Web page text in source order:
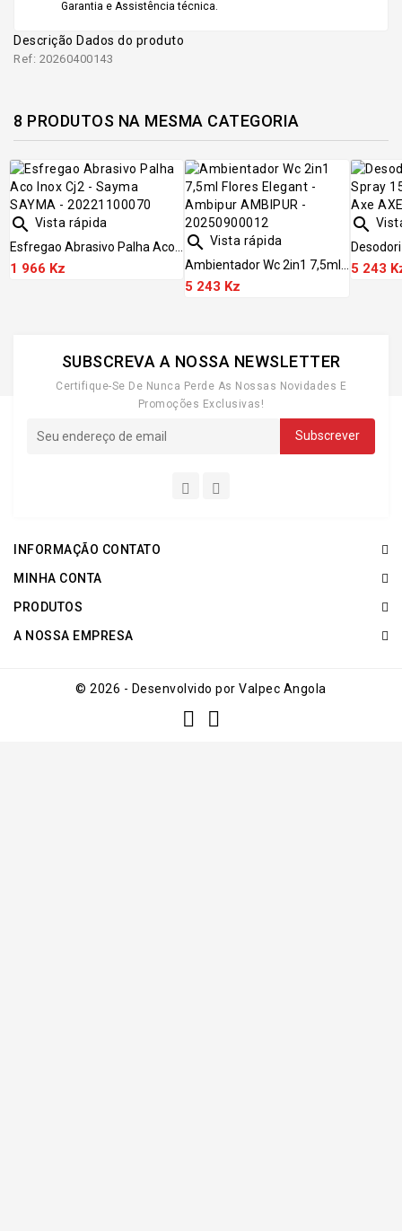
Garantia e Assistência técnica.
Descrição Dados do produto
Ref: 20260400143
8 PRODUTOS NA MESMA CATEGORIA
 Vista rápida
Esfregao Abrasivo Palha Aco...
1 966 Kz
 Vista rápida
Ambientador Wc 2in1 7,5ml...
5 243 Kz

5 243
SUBSCREVA A NOSSA NEWSLETTER
Certifique-Se De Nunca Perde As Nossas Novidades E
Promoções Exclusivas!
INFORMAÇÃO CONTATO
MINHA CONTA
PRODUTOS
A NOSSA EMPRESA
© 2026 - Desenvolvido por Valpec Angola